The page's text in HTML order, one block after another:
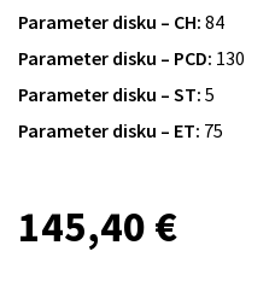
Parameter disku – CH: 84
Parameter disku – PCD: 130
Parameter disku – ST: 5
Parameter disku – ET: 75
145,40 €